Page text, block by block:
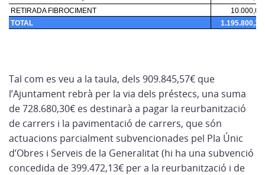
Tal com es veu a la taula, dels 909.845,57€ que
l’Ajuntament rebrà per la via dels préstecs, una suma
de 728.680,30€ es destinarà a pagar la reurbanització
de carrers i la pavimentació de carrers, que són
actuacions parcialment subvencionades pel Pla Únic
d’Obres i Serveis de la Generalitat (hi ha una subvenció
concedida de 399.472,13€ per a la reurbanització i de